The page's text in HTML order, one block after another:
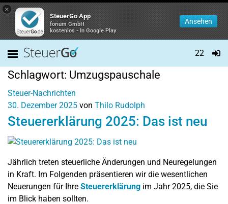
×
SteuerGo App
forium GmbH
kostenlos - In Google Play
Ansehen
22
Schlagwort: Umzugspauschale
Steuer-Nachrichten
30. Dezember 2025 von Thilo Rudolph
Steuererklärung 2025: Das ist neu
Jährlich treten steuerliche Änderungen und Neuregelungen
in Kraft. Im Folgenden präsentieren wir die wesentlichen
Neuerungen für Ihre Steuererklärung im Jahr 2025, die Sie
im Blick haben sollten.